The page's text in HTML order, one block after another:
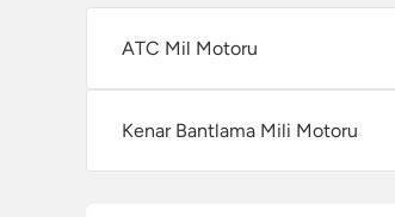
ATC Mil Motoru
Kenar Bantlama Mili Motoru